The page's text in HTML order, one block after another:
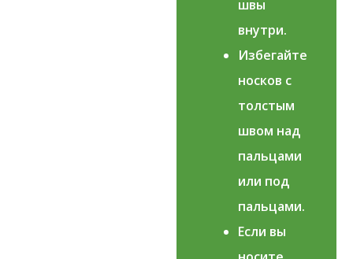
швы
внутри.
Избегайте
носков с
толстым
швом над
пальцами
или под
пальцами.
Если вы